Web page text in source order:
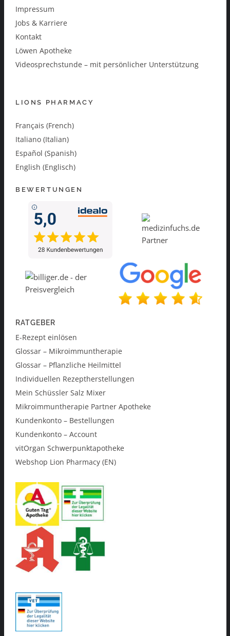
Impressum
Jobs & Karriere
Kontakt
Löwen Apotheke
Videosprechstunde – mit persönlicher Unterstützung
LIONS PHARMACY
Français (French)
Italiano (Italian)
Español (Spanish)
English (Englisch)
BEWERTUNGEN
RATGEBER
E-Rezept einlösen
Glossar – Mikroimmuntherapie
Glossar – Pflanzliche Heilmittel
Individuellen Rezeptherstellungen
Mein Schüssler Salz Mixer
Mikroimmuntherapie Partner Apotheke
Kundenkonto – Bestellungen
Kundenkonto – Account
vitOrgan Schwerpunktapotheke
Webshop Lion Pharmacy (EN)